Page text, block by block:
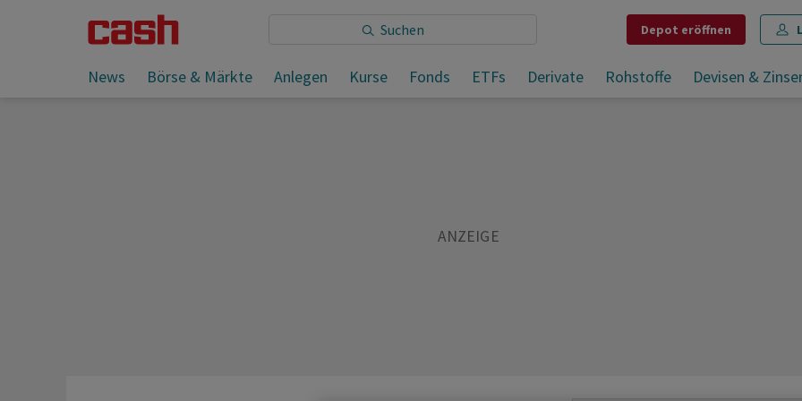
Depot eröffnen
News Börse & Märkte Anlegen Kurse Fonds ETFs Derivate Rohstoffe Devisen &
Sie lesen: 4-Wochenvorschau Schweiz ab 17.08.2023
Teilen Merken Drucken Kommentare